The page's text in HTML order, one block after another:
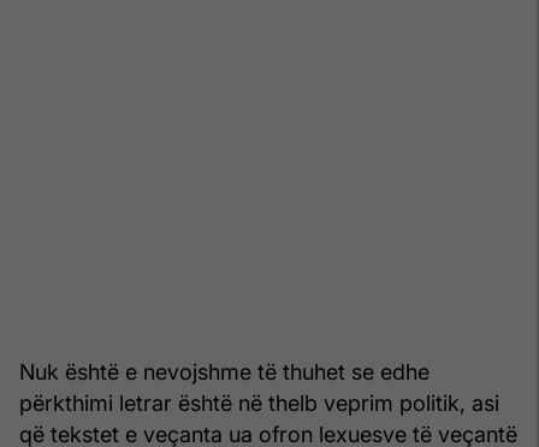
Nuk është e nevojshme të thuhet se edhe
përkthimi letrar është në thelb veprim politik, asi
që tekstet e veçanta ua ofron lexuesve të veçantë